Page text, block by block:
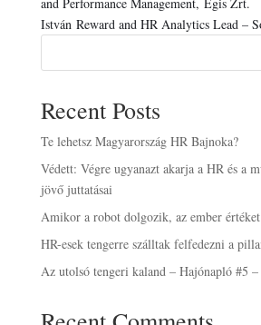
István Reward and HR Analytics Lead –
Recent Posts
Te lehetsz Magyarország HR Bajnoka?
Védett: Végre ugyanazt akarja a HR és a
jövő juttatásai
Amikor a robot dolgozik, az ember
HR-esek tengerre szálltak felfedezni a
Az utolsó tengeri kaland – Hajónapló #5